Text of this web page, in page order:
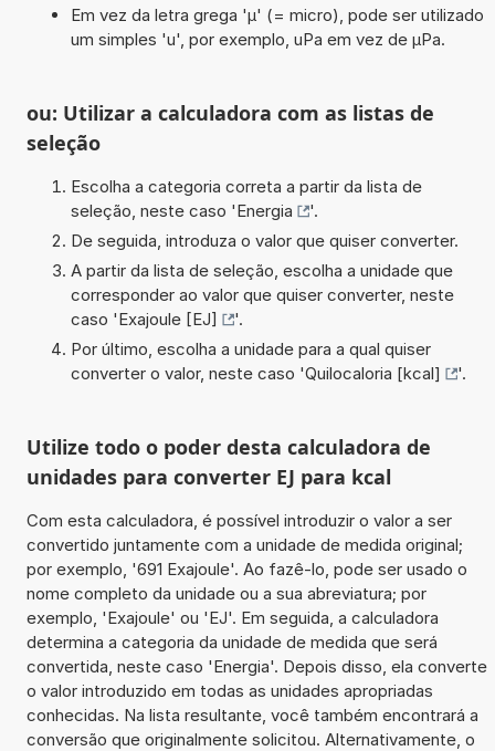
Em vez da letra grega 'µ' (= micro), pode ser utilizado
um simples 'u', por exemplo, uPa em vez de µPa.
ou: Utilizar a calculadora com as listas de
seleção
Escolha a categoria correta a partir da lista de
seleção, neste caso 'Energia
'.
De seguida, introduza o valor que quiser converter.
A partir da lista de seleção, escolha a unidade que
corresponder ao valor que quiser converter, neste
caso 'Exajoule [EJ]
'.
Por último, escolha a unidade para a qual quiser
converter o valor, neste caso 'Quilocaloria [kcal] '.
Utilize todo o poder desta calculadora de
unidades para converter EJ para kcal
Com esta calculadora, é possível introduzir o valor a ser
convertido juntamente com a unidade de medida original;
por exemplo, '691 Exajoule'. Ao fazê-lo, pode ser usado o
nome completo da unidade ou a sua abreviatura; por
exemplo, 'Exajoule' ou 'EJ'. Em seguida, a calculadora
determina a categoria da unidade de medida que será
convertida, neste caso 'Energia'. Depois disso, ela converte
o valor introduzido em todas as unidades apropriadas
conhecidas. Na lista resultante, você também encontrará a
conversão que originalmente solicitou. Alternativamente, o